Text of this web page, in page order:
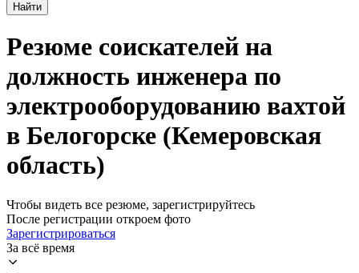
Найти
Резюме соискателей на
должность инженера по
электрооборудованию вахтой
в Белогорске (Кемеровская
область)
Чтобы видеть все резюме, зарегистрируйтесь
После регистрации откроем фото
Зарегистрироваться
За всё время